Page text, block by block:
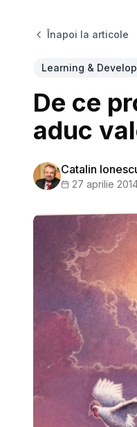
Înapoi la articole
Learning &
De ce
aduc
Catalin
27 aprilie